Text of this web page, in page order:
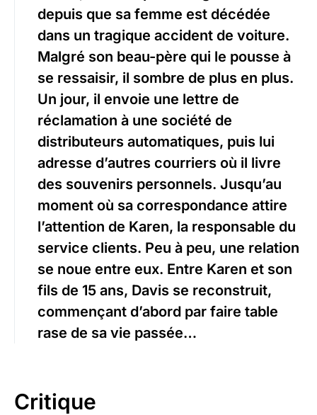
depuis que sa femme est décédée
dans un tragique accident de voiture.
Malgré son beau-père qui le pousse à
se ressaisir, il sombre de plus en plus.
Un jour, il envoie une lettre de
réclamation à une société de
distributeurs automatiques, puis lui
adresse d’autres courriers où il livre
des souvenirs personnels. Jusqu’au
moment où sa correspondance attire
l’attention de Karen, la responsable du
service clients. Peu à peu, une relation
se noue entre eux. Entre Karen et son
fils de 15 ans, Davis se reconstruit,
commençant d’abord par faire table
rase de sa vie passée…
Critique